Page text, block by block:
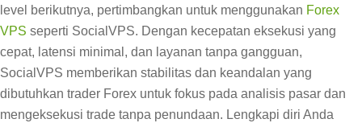
level berikutnya, pertimbangkan untuk menggunakan Forex
VPS seperti SocialVPS. Dengan kecepatan eksekusi yang
cepat, latensi minimal, dan layanan tanpa gangguan,
SocialVPS memberikan stabilitas dan keandalan yang
dibutuhkan trader Forex untuk fokus pada analisis pasar dan
mengeksekusi trade tanpa penundaan. Lengkapi diri Anda